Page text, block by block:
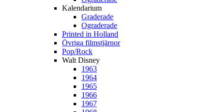
Kalendarium
Graderade
Ograderade
Printed in Holland
Övriga filmstjärnor
Pop/Rock
Walt Disney
1963
1964
1965
1966
1967